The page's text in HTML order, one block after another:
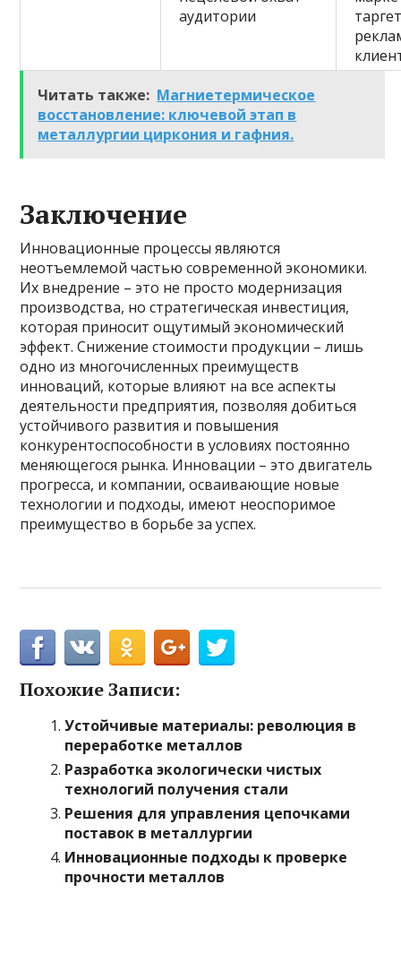
аудитории
Читать также: Магниетермическое
восстановление: ключевой этап в
металлургии циркония и гафния.
Заключение
Инновационные процессы являются
неотъемлемой частью современной экономики.
Их внедрение – это не просто модернизация
производства, но стратегическая инвестиция,
которая приносит ощутимый экономический
эффект. Снижение стоимости продукции – лишь
одно из многочисленных преимуществ
инноваций, которые влияют на все аспекты
деятельности предприятия, позволяя добиться
устойчивого развития и повышения
конкурентоспособности в условиях постоянно
меняющегося рынка. Инновации – это двигатель
прогресса, и компании, осваивающие новые
технологии и подходы, имеют неоспоримое
преимущество в борьбе за успех.
Похожие Записи:
Устойчивые материалы: революция в
переработке металлов
Разработка экологически чистых
технологий получения стали
Решения для управления цепочками
поставок в металлургии
Инновационные подходы к проверке
прочности металлов